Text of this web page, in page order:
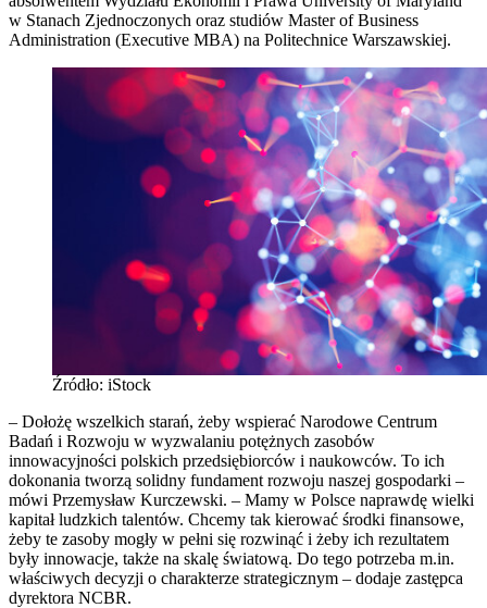
w Stanach Zjednoczonych oraz studiów Master of Business
Administration (Executive MBA) na Politechnice Warszawskiej.
Źródło: iStock
– Dołożę wszelkich starań, żeby wspierać Narodowe Centrum
Badań i Rozwoju w wyzwalaniu potężnych zasobów
innowacyjności polskich przedsiębiorców i naukowców. To ich
dokonania tworzą solidny fundament rozwoju naszej gospodarki –
mówi Przemysław Kurczewski. – Mamy w Polsce naprawdę wielki
kapitał ludzkich talentów. Chcemy tak kierować środki finansowe,
żeby te zasoby mogły w pełni się rozwinąć i żeby ich rezultatem
były innowacje, także na skalę światową. Do tego potrzeba m.in.
właściwych decyzji o charakterze strategicznym – dodaje zastępca
dyrektora NCBR.